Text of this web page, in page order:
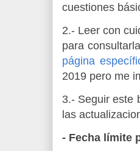
cuestiones
2.- Leer con
para
página
2019 pero me
3.- Seguir este
las
- Fecha límite